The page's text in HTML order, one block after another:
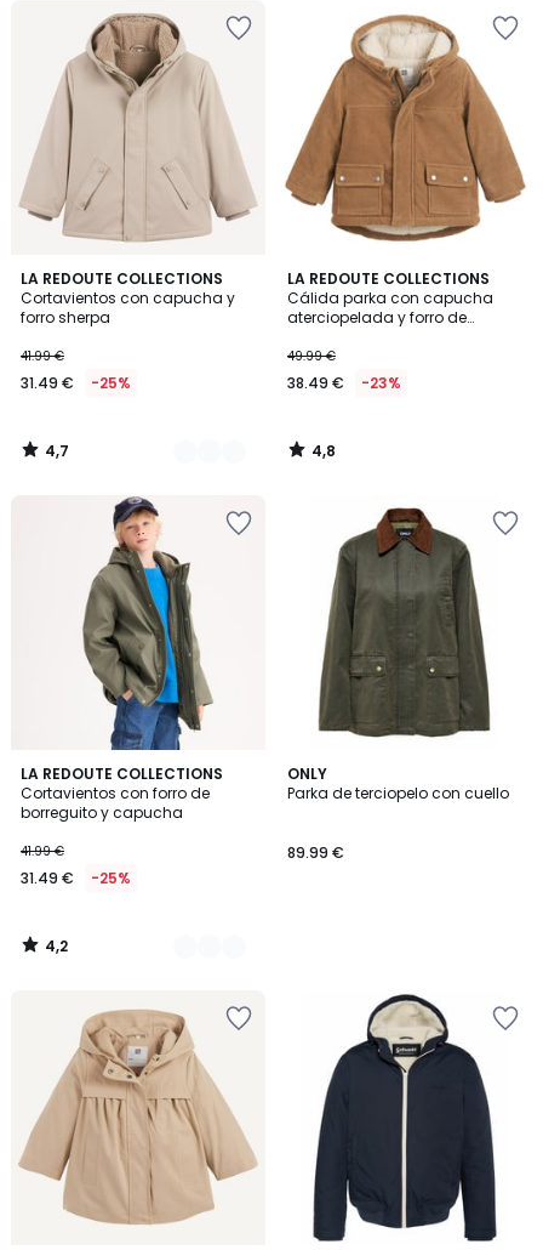
LA REDOUTE COLLECTIONS
Cortavientos con capucha y
forro sherpa
41.99 €
31.49 € -25%
4,7
/ 5
3
Colores
4,7
/
LA REDOUTE COLLECTIONS
Cálida parka con capucha
aterciopelada y forro de
49.99 €
38.49 € -23%
4,8
/ 5
4,8
/
LA REDOUTE COLLECTIONS
Cortavientos con forro de
borreguito y capucha
41.99 €
31.49 € -25%
4,2
/ 5
3
Colores
4,2
/
ONLY
Parka de terciopelo con cuello
89.99 €